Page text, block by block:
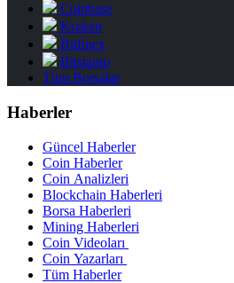
Coinbase
Kraken
Bitfinex
Bitstamp
Tüm Borsalar
Haberler
Güncel Haberler
Coin Haberler
Coin Analizleri
Blockchain Haberleri
Borsa Haberleri
Mining Haberleri
Coin Videoları
Coin Yazarları
Tüm Haberler